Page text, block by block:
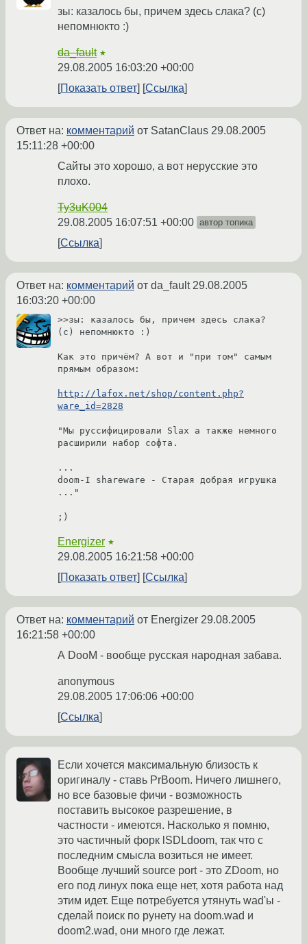
зы: казалось бы, причем здесь слака? (c)
непомнюкто :)
da_fault ★
29.08.2005 16:03:20 +00:00
Показать ответ
Ссылка
Ответ на: комментарий от SatanClaus 29.08.2005
15:11:28 +00:00
Сайты это хорошо, а вот нерусские это
плохо.
Ty3uK004
29.08.2005 16:07:51 +00:00 автор топика
Ссылка
Ответ на: комментарий от da_fault29.08.2005
16:03:20 +00:00
>>зы: казалось бы, причем здесь слака?
(c) непомнюкто :)
Как это причём? А вот и "при том" самым
прямым образом:
http://lafox.net/shop/content.php?
ware_id=2828
"Мы руссифицировали Slax а также немного
расширили набор софта.
...
doom-I shareware - Старая добрая игрушка
..."
;)
Energizer ★
29.08.2005 16:21:58 +00:00
Показать ответ
Ссылка
Ответ на: комментарий от Energizer 29.08.2005
16:21:58 +00:00
А DooM - вообще русская народная забава.
anonymous
29.08.2005 17:06:06 +00:00
Ссылка
Если хочется максимальную близость к
оригиналу - ставь PrBoom. Ничего лишнего,
но все базовые фичи - возможность
поставить высокое разрешение, в
частности - имеются. Насколько я помню,
это частичный форк lSDLdoom, так что с
последним смысла возиться не имеет.
Вообще лучший source port - это ZDoom, но
его под линух пока еще нет, хотя работа над
этим идет. Еще потребуется утянуть wad'ы -
сделай поиск по рунету на doom.wad и
doom2.wad, они много где лежат.